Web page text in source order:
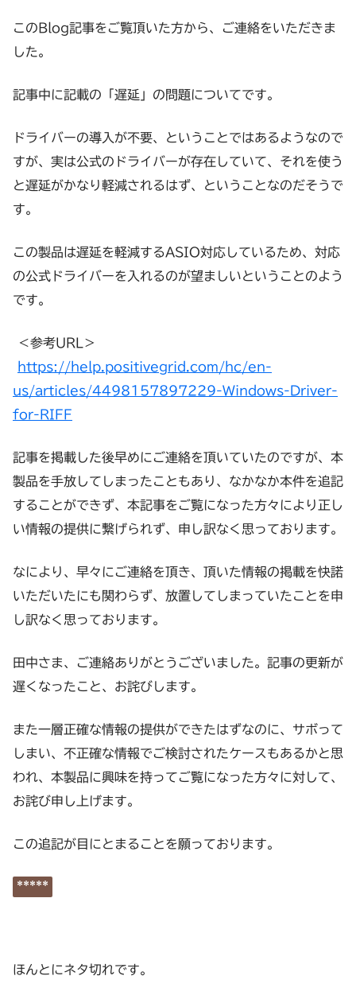
このBlog記事をご覧頂いた方から、ご連絡をいただきま
した。
記事中に記載の「遅延」の問題についてです。
ドライバーの導入が不要、ということではあるようなので
すが、実は公式のドライバーが存在していて、それを使う
と遅延がかなり軽減されるはず、ということなのだそうで
す。
この製品は遅延を軽減するASIO対応しているため、対応
の公式ドライバーを入れるのが望ましいということのよう
です。
＜参考URL＞
https://help.positivegrid.com/hc/en-
us/articles/4498157897229-Windows-Driver-
for-RIFF
記事を掲載した後早めにご連絡を頂いていたのですが、本
製品を手放してしまったこともあり、なかなか本件を追記
することができず、本記事をご覧になった方々により正し
い情報の提供に繋げられず、申し訳なく思っております。
なにより、早々にご連絡を頂き、頂いた情報の掲載を快諾
いただいたにも関わらず、放置してしまっていたことを申
し訳なく思っております。
田中さま、ご連絡ありがとうございました。記事の更新が
遅くなったこと、お詫びします。
また一層正確な情報の提供ができたはずなのに、サボって
しまい、不正確な情報でご検討されたケースもあるかと思
われ、本製品に興味を持ってご覧になった方々に対して、
お詫び申し上げます。
この追記が目にとまることを願っております。
*****
ほんとにネタ切れです。